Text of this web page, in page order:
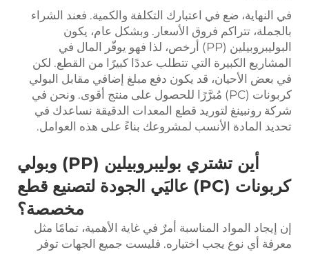
في النهاية، ضع في اعتبارك التكلفة والكمية. فعند الشراء
بالجملة، تتراكم فروق الأسعار. وبشكل عام، يكون
البوليبروبيلين (PP) أرخص، لذا فهو يوفّر المال في
المشاريع الكبيرة التي تتطلب عددًا كبيرًا من القطع. لكن
في بعض الأحيان، قد يكون دفع مبلغ إضافي مقابل البولي
كربونات (PC) مُبرَّرًا للحصول على منتج أقوى. ونحن في
شركة رونبينغ لتوريد قطع المعدات الدقيقة نساعدك في
تحديد المادة الأنسب لمشروعك بناءً على هذه العوامل.
أين تشتري بوليبروبيلين (PP) وبولي
كربونات (PC) عاليَي الجودة لتصنيع قطع
مخصصة؟
إن إيجاد المواد المناسبة أمرٌ في غاية الأهمية، تمامًا مثل
معرفة أي نوع يجب اختياره. فليست جميع الجهات توفر